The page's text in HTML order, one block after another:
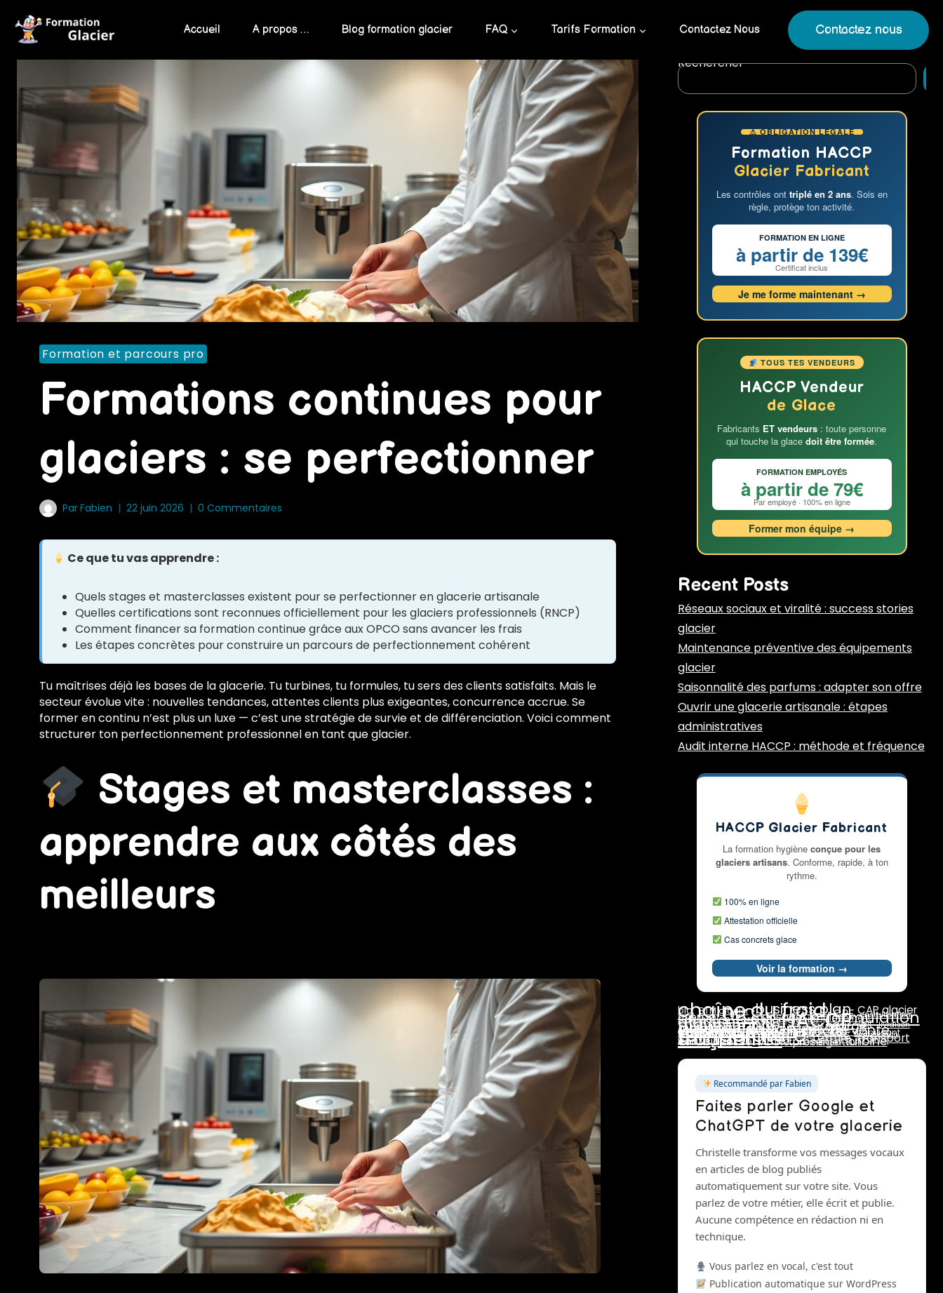
content
Accueil A propos … Blog formation glacier FAQ Tarifs Formation Contactez Nous Contactez nous
Formation et parcours pro
Formations continues pour
glaciers : se perfectionner
ParFabien 22 juin 2026 0 Commentaires
Ce que tu vas apprendre :
Quels stages et masterclasses existent pour se perfectionner en glacerie artisanale
Quelles certifications sont reconnues officiellement pour les glaciers professionnels (RNCP)
Comment financer sa formation continue grâce aux OPCO sans avancer les frais
Les étapes concrètes pour construire un parcours de perfectionnement cohérent
Tu maîtrises déjà les bases de la glacerie. Tu turbines, tu formules, tu sers des clients satisfaits. Mais le
secteur évolue vite : nouvelles tendances, attentes clients plus exigeantes, concurrence accrue. Se
former en continu n’est plus un luxe — c’est une stratégie de survie et de différenciation. Voici comment
structurer ton perfectionnement professionnel en tant que glacier.
Stages et masterclasses :
apprendre aux côtés des
meilleurs
Rechercher
⚠ OBLIGATION LÉGALE
Formation HACCP
Glacier Fabricant
Les contrôles ont triplé en 2 ans. Sois en
règle, protège ton activité.
FORMATION EN LIGNE
à partir de 139€
Certificat inclus
Je me forme maintenant →
TOUS TES VENDEURS
HACCP Vendeur
de Glace
Fabricants ET vendeurs : toute personne
qui touche la glacedoit être formée.
FORMATION EMPLOYÉS
à partir de 79€
Par employé · 100% en ligne
Former mon équipe →
Recent Posts
Réseaux sociaux et viralité : success stories
glacier
Maintenance préventive des équipements
glacier
Saisonnalité des parfums : adapter son offre
Ouvrir une glacerie artisanale : étapes
administratives
Audit interne HACCP : méthode et fréquence
HACCP Glacier Fabricant
La formation hygièneconçue pour les
glaciers artisans. Conforme, rapide, à ton
rythme.
100% en ligne
Attestation officielle
Cas concrets glace
Voir la formation →
bio BTM glacier business plan CAP glacier
chaîne du froid CPF cristallisation
crème DLC dosage emplacement
fidélisation formation glacier formulation
glace au lait HACCP lait livraison
maintenance marchés marge
maturation pannes pasteurisateur
pasteurisation prix de vente
rentabilité rotation stocks
réseaux sociaux saisonnalité stab stabilisant
stabilisants stabilisateur sucres surgélation
température texture transport
traçabilité turbinage turbine
vente directe vitrine présentation
émulsifiants
Recommandé par Fabien
Faites parler Google et
ChatGPT de votre glacerie
Christelle transforme vos messages vocaux
en articles de blog publiés
automatiquement sur votre site. Vous
parlez de votre métier, elle écrit et publie.
Aucune compétence en rédaction ni en
technique.
Vous parlez en vocal, c'est tout
Publication automatique sur WordPress